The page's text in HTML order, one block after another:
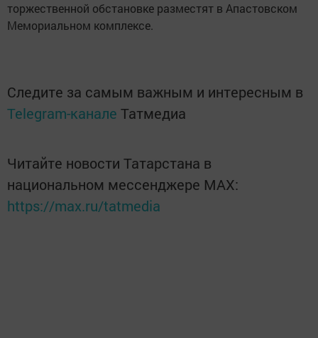
торжественной обстановке разместят в Апастовском
Мемориальном комплексе.
Следите за самым важным и интересным в
Telegram-канале Татмедиа
Читайте новости Татарстана в
национальном мессенджере MАХ:
https://max.ru/tatmedia